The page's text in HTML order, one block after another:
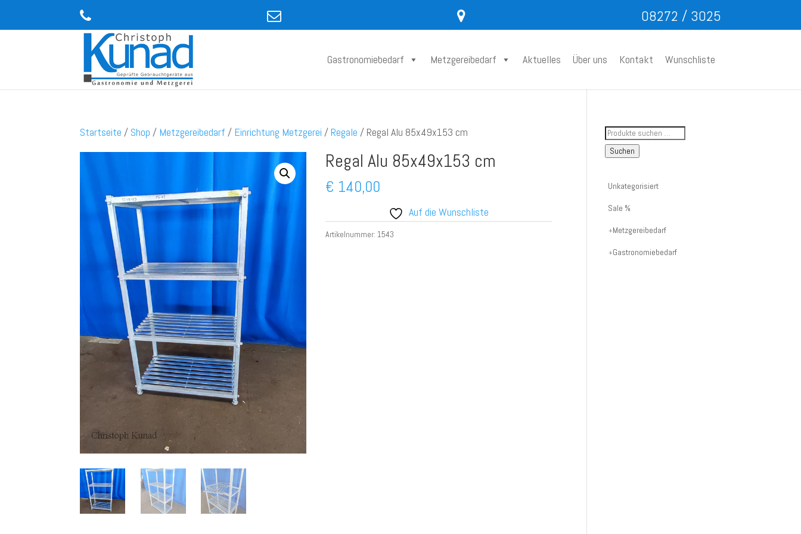
08272 / 3025
Gastronomiebedarf Metzgereibedarf Aktuelles Über uns Kontakt Wunschliste
Startseite / Shop / Metzgereibedarf / Einrichtung Metzgerei /Regale / Regal Alu 85x49x153 cm
Regal Alu 85x49x153 cm
€ 140,00
Auf die Wunschliste
Artikelnummer:1543
Suche
nach
oder
Produktname:
Suchen
Unkategorisiert
Sale %
Metzgereibedarf
Gastronomiebedarf